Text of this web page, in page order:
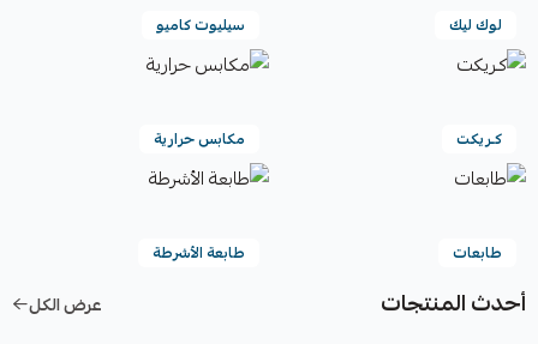
لوك ليك سيليوت كاميو
كـريكت مكابس حرارية
طابعات طابعة الأشرطة
أحدث المنتجات عرض الكل